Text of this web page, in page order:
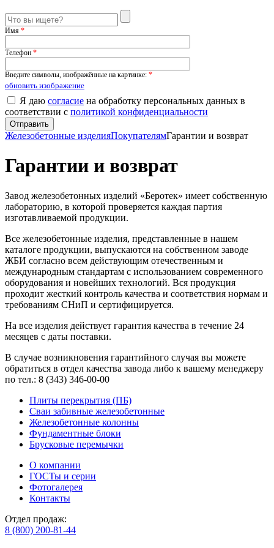
Имя *
Телефон *
Введите символы, изображённые на картинке: *
обновить изображение
Я даю согласие на обработку персональных данных в
соответствии с политикой конфиденциальности
Железобетонные изделияПокупателямГарантии и возврат
Гарантии и возврат
Завод железобетонных изделий «Беротек» имеет собственную
лабораторию, в которой проверяется каждая партия
изготавливаемой продукции.
Все железобетонные изделия, представленные в нашем
каталоге продукции, выпускаются на собственном заводе
ЖБИ согласно всем действующим отечественным и
международным стандартам с использованием современного
оборудования и новейших технологий. Вся продукция
проходит жесткий контроль качества и соответствия нормам и
требованиям СНиП и сертифицируется.
На все изделия действует гарантия качества в течение 24
месяцев с даты поставки.
В случае возникновения гарантийного случая вы можете
обратиться в отдел качества завода либо к вашему менеджеру
по тел.: 8 (343) 346-00-00
Плиты перекрытия (ПБ)
Сваи забивные железобетонные
Железобетонные колонны
Фундаментные блоки
Брусковые перемычки
О компании
ГОСТы и серии
Фотогалерея
Контакты
Отдел продаж:
8 (800) 200-81-44